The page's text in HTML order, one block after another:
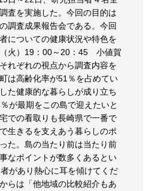
査を実施した。今回の目的は
調査成果報告会である。今回
についての健康状況や特色を
火）19：00～20：45 小値賀
れぞれの視点から調査内容を
は高齢化率が51％を占めてい
た健康的な暮らしが成り立ち
が最期をこの島で迎えたいと
での看取りも長崎県で一番で
生きるを支えあう暮らしのポ
た。島の当たり前は当たり前
なポイントが数多くあるとい
があり熱心に耳を傾けてくだ
らは「他地域の比較紹介もあ